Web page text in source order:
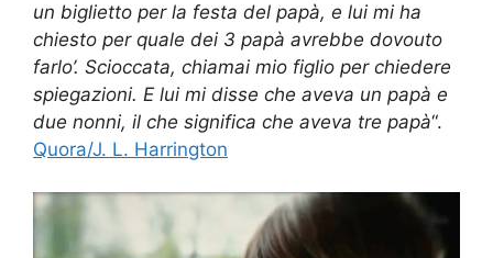
un biglietto per la festa del papà, e lui mi ha
chiesto per quale dei 3 papà avrebbe dovouto
farlo’. Scioccata, chiamai mio figlio per chiedere
spiegazioni. E lui mi disse che aveva un papà e
due nonni, il che significa che aveva tre papà“.
Quora/J. L. Harrington